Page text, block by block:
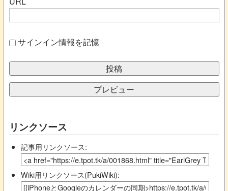
サインイン情報を記憶
リンクソース
記事用リンクソース:
Wiki用リンクソース(PukiWiki):